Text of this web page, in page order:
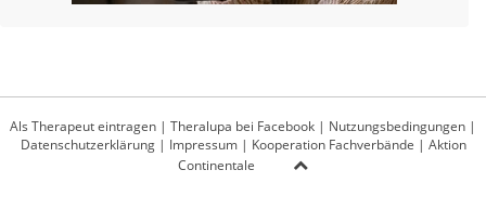
Als Therapeut eintragen | Theralupa bei Facebook | Nutzungsbedingungen |
Datenschutzerklärung| Impressum| Kooperation Fachverbände | Aktion
Continentale